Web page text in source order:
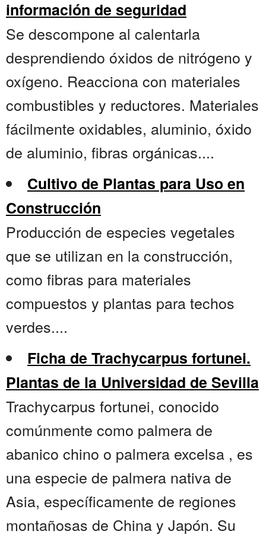
información de seguridad
Se descompone al calentarla
desprendiendo óxidos de nitrógeno y
oxígeno. Reacciona con materiales
combustibles y reductores. Materiales
fácilmente oxidables, aluminio, óxido
de aluminio, fibras orgánicas....
Cultivo de Plantas para Uso en
Construcción
Producción de especies vegetales
que se utilizan en la construcción,
como fibras para materiales
compuestos y plantas para techos
verdes....
Ficha de Trachycarpus fortunei.
Plantas de la Universidad de Sevilla
Trachycarpus fortunei, conocido
comúnmente como palmera de
abanico chino o palmera excelsa , es
una especie de palmera nativa de
Asia, específicamente de regiones
montañosas de China y Japón. Su